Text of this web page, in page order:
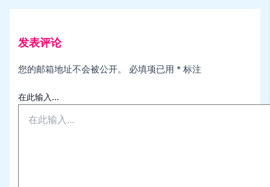
发表评论
您的邮箱地址不会被公开。 必填项已用 * 标注
在此输入...